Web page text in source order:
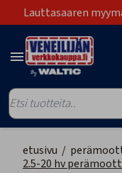
Lauttasaaren
poistunut
etusivu /
2.5-20 hv